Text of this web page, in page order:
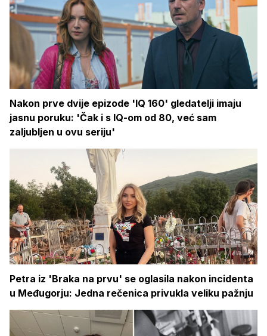
Nakon prve dvije epizode 'IQ 160' gledatelji imaju
jasnu poruku: 'Čak i s IQ-om od 80, već sam
zaljubljen u ovu seriju'
Petra iz 'Braka na prvu' se oglasila nakon incidenta
u Međugorju: Jedna rečenica privukla veliku pažnju